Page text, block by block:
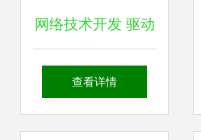
网络技术开发 驱动
未来的数字引擎
查看详情